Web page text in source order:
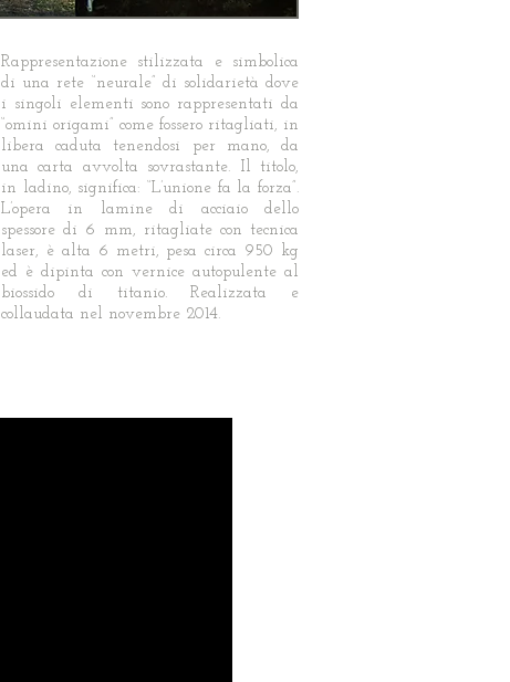
Rappresentazione stilizzata e simbolica
di una rete “neurale” di solidarietà dove
i singoli elementi sono rappresentati da
“omini origami” come fossero ritagliati, in
libera caduta tenendosi per mano, da
una carta avvolta sovrastante. Il titolo,
in ladino, significa: “L’unione fa la forza”.
L’opera in lamine di acciaio dello
spessore di 6 mm, ritagliate con tecnica
laser, è alta 6 metri, pesa circa 950 kg
ed è dipinta con vernice autopulente al
biossido di titanio. Realizzata e
collaudata nel novembre 2014.